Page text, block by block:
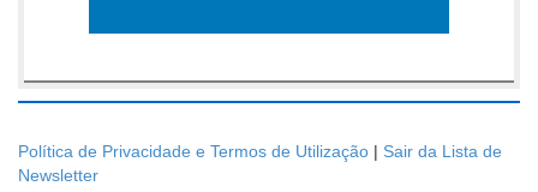
Política de Privacidade e Termos de Utilização | Sair da Lista de
Newsletter